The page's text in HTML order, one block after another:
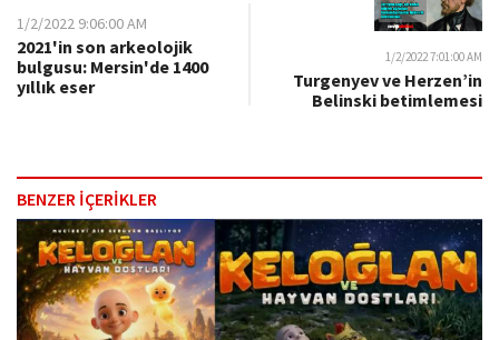
1/2/2022 9:06:00 AM
2021'in son arkeolojik
bulgusu: Mersin'de 1400
yıllık eser
1/2/2022 7:01:00 AM
Turgenyev ve Herzen’in
Belinski betimlemesi
BENZER İÇERİKLER